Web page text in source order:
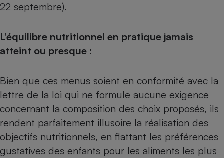
22 septembre).
L’équilibre nutritionnel en pratique jamais
atteint ou presque :
Bien que ces menus soient en conformité avec la
lettre de la loi qui ne formule aucune exigence
concernant la composition des choix proposés, ils
rendent parfaitement illusoire la réalisation des
objectifs nutritionnels, en flattant les préférences
gustatives des enfants pour les aliments les plus